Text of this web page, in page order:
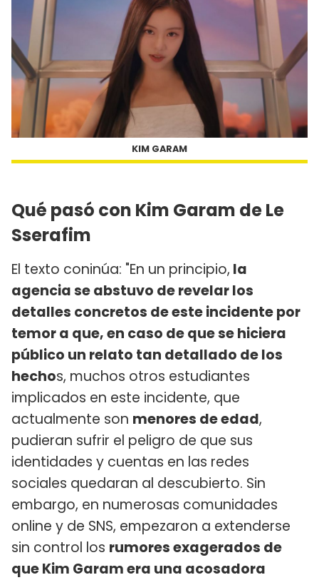
KIM GARAM
Qué pasó con Kim Garam de Le
Sserafim
El texto coninúa: "En un principio, la
agencia se abstuvo de revelar los
detalles concretos de este incidente por
temor a que, en caso de que se hiciera
público un relato tan detallado de los
hechos, muchos otros estudiantes
implicados en este incidente, que
actualmente son menores de edad,
pudieran sufrir el peligro de que sus
identidades y cuentas en las redes
sociales quedaran al descubierto. Sin
embargo, en numerosas comunidades
online y de SNS, empezaron a extenderse
sin control los rumores exagerados de
que Kim Garam era una acosadora